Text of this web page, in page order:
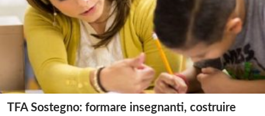
TFA Sostegno: formare insegnanti, costruire